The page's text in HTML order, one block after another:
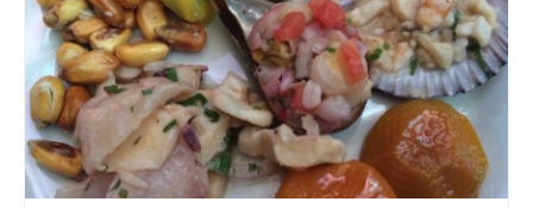
Munich
Danemark
Copenhague
Portugal